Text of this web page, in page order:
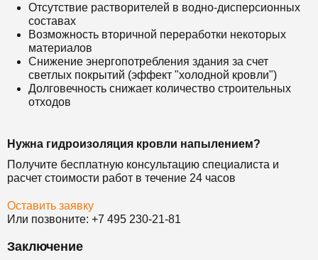
Отсутствие растворителей в водно-дисперсионных
составах
Возможность вторичной переработки некоторых
материалов
Снижение энергопотребления здания за счет
светлых покрытий (эффект "холодной кровли")
Долговечность снижает количество строительных
отходов
Нужна гидроизоляция кровли напылением?
Получите бесплатную консультацию специалиста и
расчет стоимости работ в течение 24 часов
Оставить заявку
Или позвоните: +7 495 230-21-81
Заключение